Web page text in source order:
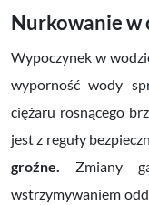
Nurkowanie w
Wypoczynek w
wyporność wody
ciężaru rosnącego
jest z reguły
groźne. Zmiany
wstrzymywaniem